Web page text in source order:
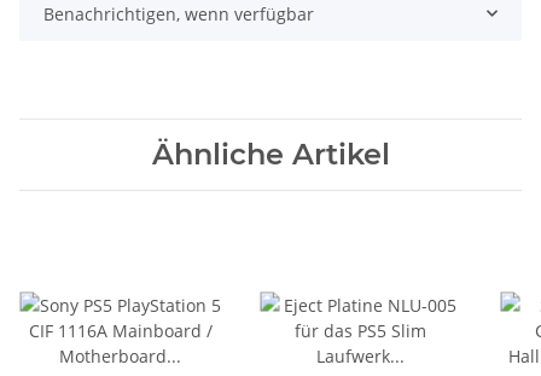
Benachrichtigen, wenn verfügbar
Ähnliche Artikel